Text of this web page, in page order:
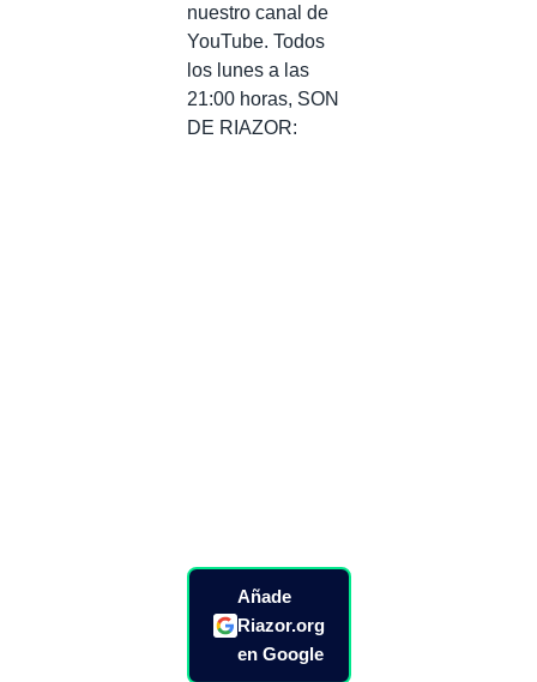
nuestro canal de
YouTube. Todos
los lunes a las
21:00 horas, SON
DE RIAZOR:
Añade
Riazor.org
en Google